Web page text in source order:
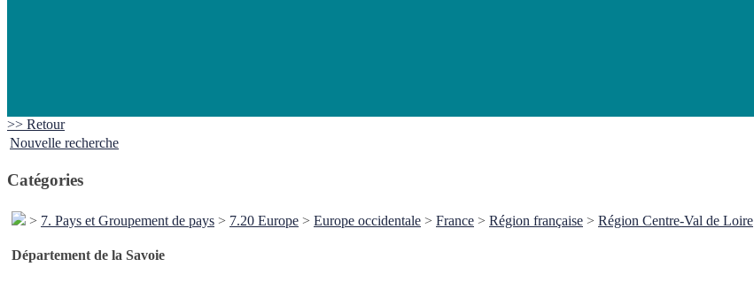
>> Retour
Nouvelle recherche
Catégories
> 7. Pays et Groupement de pays > 7.20 Europe > Europe occidentale > France > Région française > Région Centre-Val de Loire
Département de la Savoie